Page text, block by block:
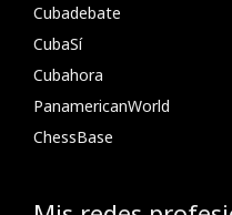
Cubadebate
CubaSí
Cubahora
PanamericanWorld
ChessBase